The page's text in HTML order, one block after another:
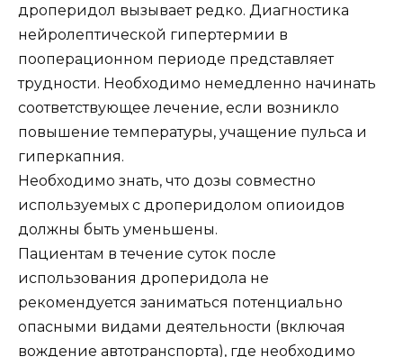
дроперидол вызывает редко. Диагностика
нейролептической гипертермии в
пооперационном периоде представляет
трудности. Необходимо немедленно начинать
соответствующее лечение, если возникло
повышение температуры, учащение пульса и
гиперкапния.
Необходимо знать, что дозы совместно
используемых с дроперидолом опиоидов
должны быть уменьшены.
Пациентам в течение суток после
использования дроперидола не
рекомендуется заниматься потенциально
опасными видами деятельности (включая
вождение автотранспорта), где необходимо